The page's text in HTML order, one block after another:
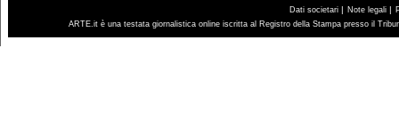
Dati societari | Note legali |
ARTE.it è una testata giornalistica online iscritta al Registro della Stampa presso il